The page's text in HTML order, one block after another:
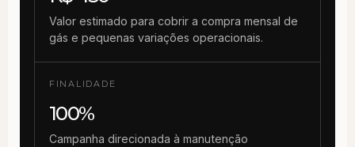
Valor estimado para cobrir a compra mensal de
gás e pequenas variações operacionais.
FINALIDADE
100%
Campanha direcionada à manutenção